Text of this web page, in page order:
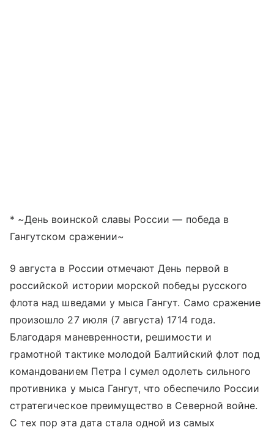
* ~День воинской славы России — победа в
Гангутском сражении~
9 августа в России отмечают День первой в
российской истории морской победы русского
флота над шведами у мыса Гангут. Само сражение
произошло 27 июля (7 августа) 1714 года.
Благодаря маневренности, решимости и
грамотной тактике молодой Балтийский флот под
командованием Петра I сумел одолеть сильного
противника у мыса Гангут, что обеспечило России
стратегическое преимущество в Северной войне.
С тех пор эта дата стала одной из самых